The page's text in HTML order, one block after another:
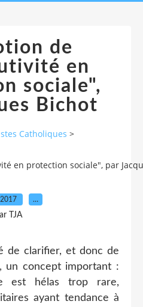
de
en
sociale",
Bichot
Catholiques >
en protection sociale", par
…
TJA
de clarifier, et donc de
un concept important :
est hélas trop rare,
ayant tendance à